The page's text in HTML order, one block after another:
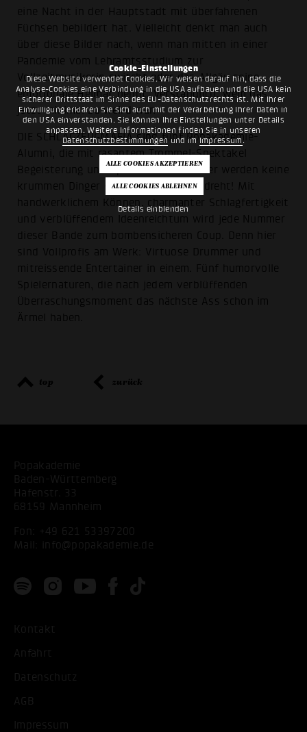
Cookie-Einstellungen
Diese Website verwendet Cookies. Wir weisen darauf hin, dass die
Analyse-Cookies eine Verbindung in die USA aufbauen und die USA kein
sicherer Drittstaat im Sinne des EU-Datenschutzrechts ist. Mit Ihrer
Einwilligung erklären Sie sich auch mit der Verarbeitung Ihrer Daten in
den USA einverstanden. Sie können Ihre Einstellungen unter Details
anpassen. Weitere Informationen finden Sie in unseren
Datenschutzbestimmungen und im Impressum .
Details einblenden
eine Nacht in der Hauptstadt mit überfahrenen
Füchsen bebildert hat. Vielleicht denkt man auch
über diese Bilder nach, wenn man mitten in einer
Pandemie vom Lehramtsstudium zur
Vollzeitmusikerin switcht oder das Allgäu seine
emotionale Heimat nennt. Verständlich, wem das
jetzt minimal zu weird war.
DIE SCHLAGZEUGMAFIA sind fünf Popakademie-
Alumni, die mit rasantem Trommel-Spektakel
Begeisterung und Spaß verbreiten. Hier werden keine
krummen Dinger - sondern Sticks gedreht! Mit
handwerklichem Können, charmanter Schlagfertigkeit
und verblüffendem Ideenreichtum wird jede Nummer
dieser Bande zum bombensicheren Coup. Denn hier
sind Vollprofis am Werk: Virtuose Drummer und
mitreissende Entertainer in einem. Fünf humorvolle
Spielernaturen, die nach jedem verblüffenden
Überraschungsmoment das nächste Ass schon im
Ärmel haben.
top zurück
Popakademie
Baden-Württemberg
Hafenstr. 33
68159 Mannheim
Fon:
+49 621 53397200
Mail:
info@popakademie.de
Kontakt
Anfahrt
Datenschutz
AGB
Impressum